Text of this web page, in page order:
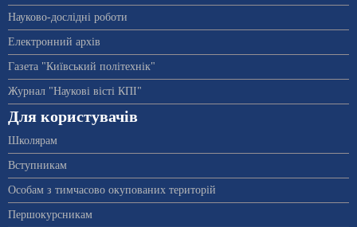
Науково-дослідні роботи
Електронний архів
Газета "Київський політехнік"
Журнал "Наукові вісті КПІ"
Для користувачів
Школярам
Вступникам
Особам з тимчасово окупованих територій
Першокурсникам